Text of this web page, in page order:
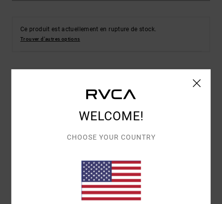
Ce produit est actuellement en rupture de stock.
Trouver d'autres options
Coupe ajustée et bien taillée
WELCOME!
CHOOSE YOUR COUNTRY